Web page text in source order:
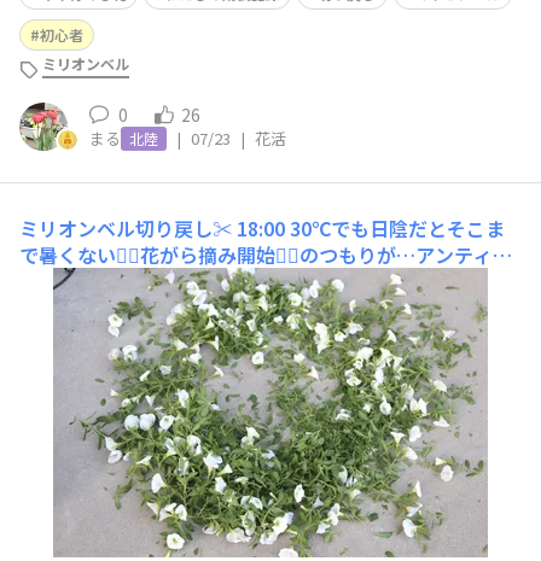
初心者
ミリオンベル
0 26
まる 北陸 | 07/23 | 花活
ミリオンベル切り戻し✂️ 18:00 30℃でも日陰だとそこま
で暑くない🙆‍♀️花がら摘み開始🏃‍♀️のつもりが…アンティー
クピーチの花姿が乱れてきて、スリップスも目視できたの
で切りました✂️ついでにホワイトも✂️適当にザクザクと切
っただけなので気になるところは追い剪定します✂️